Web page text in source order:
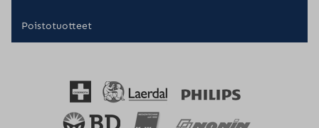
Poistotuotteet